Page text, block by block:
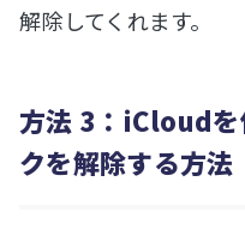
解除してくれます。
方法 3：iCloud
クを解除する方法